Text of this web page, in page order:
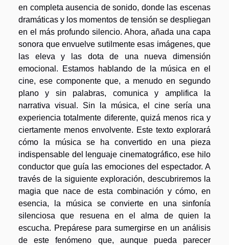
en completa ausencia de sonido, donde las escenas
dramáticas y los momentos de tensión se despliegan
en el más profundo silencio. Ahora, añada una capa
sonora que envuelve sutilmente esas imágenes, que
las eleva y las dota de una nueva dimensión
emocional. Estamos hablando de la música en el
cine, ese componente que, a menudo en segundo
plano y sin palabras, comunica y amplifica la
narrativa visual. Sin la música, el cine sería una
experiencia totalmente diferente, quizá menos rica y
ciertamente menos envolvente. Este texto explorará
cómo la música se ha convertido en una pieza
indispensable del lenguaje cinematográfico, ese hilo
conductor que guía las emociones del espectador. A
través de la siguiente exploración, descubriremos la
magia que nace de esta combinación y cómo, en
esencia, la música se convierte en una sinfonía
silenciosa que resuena en el alma de quien la
escucha. Prepárese para sumergirse en un análisis
de este fenómeno que, aunque pueda parecer